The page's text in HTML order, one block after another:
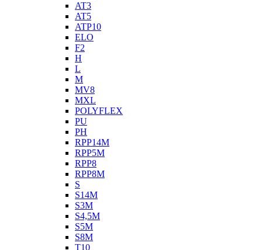
AT3
AT5
ATP10
ELO
F2
H
L
M
MV8
MXL
POLYFLEX
PU
PH
RPP14M
RPP5M
RPP8
RPP8M
S
S14M
S3M
S4,5M
S5M
S8M
T10